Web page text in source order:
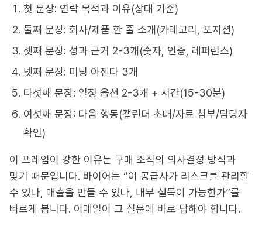
첫 문장: 연락 목적과 이유(상대 기준)
둘째 문장: 회사/제품 한 줄 소개(카테고리, 포지션)
셋째 문장: 성과 근거 2-3개(숫자, 인증, 레퍼런스)
넷째 문장: 미팅 아젠다 3개
다섯째 문장: 일정 옵션 2-3개 + 시간(15-30분)
여섯째 문장: 다음 행동(캘린더 초대/자료 첨부/담당자
확인)
이 프레임이 강한 이유는 구매 조직의 의사결정 방식과
맞기 때문입니다. 바이어는 “이 공급사가 리스크를 관리할
수 있나, 매출을 만들 수 있나, 내부 설득이 가능한가”를
빠르게 봅니다. 이메일이 그 질문에 바로 답해야 합니다.